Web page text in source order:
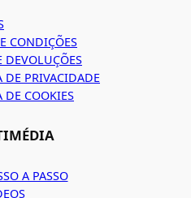
CONDIÇÕES
DEVOLUÇÕES
DE PRIVACIDADE
DE COOKIES
A PASSO